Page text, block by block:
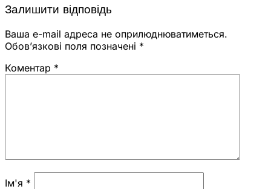
Залишити відповідь
Ваша e-mail адреса не оприлюднюватиметься.
Обов’язкові поля позначені *
Коментар *
Ім'я *